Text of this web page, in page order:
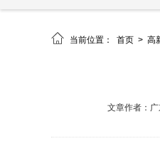
 当前位置： 首页 > 高
文章作者：